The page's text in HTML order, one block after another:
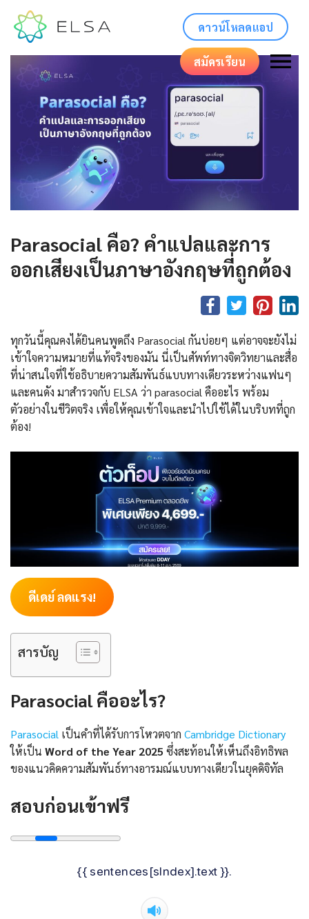
ดาวน์โหลดแอป
สมัครเรียน
Parasocial คือ? คำแปลและการ
ออกเสียงเป็นภาษาอังกฤษที่ถูกต้อง
ทุกวันนี้คุณคงได้ยินคนพูดถึง Parasocial กันบ่อยๆ แต่อาจจะยังไม่
เข้าใจความหมายที่แท้จริงของมัน นี่เป็นศัพท์ทางจิตวิทยาและสื่อ
ที่น่าสนใจที่ใช้อธิบายความสัมพันธ์แบบทางเดียวระหว่างแฟนๆ
และคนดัง มาสำรวจกับ ELSA ว่า parasocial คืออะไร พร้อม
ตัวอย่างในชีวิตจริง เพื่อให้คุณเข้าใจและนำไปใช้ได้ในบริบทที่ถูก
ต้อง!
ดีเดย์ ลดแรง!
สารบัญ
Parasocial คืออะไร?
Parasocial เป็นคำที่ได้รับการโหวตจาก Cambridge Dictionary
ให้เป็น Word of the Year 2025 ซึ่งสะท้อนให้เห็นถึงอิทธิพล
ของแนวคิดความสัมพันธ์ทางอารมณ์แบบทางเดียวในยุคดิจิทัล
สอบก่อนเข้าฟรี
{{ sentences[sIndex].text }}.